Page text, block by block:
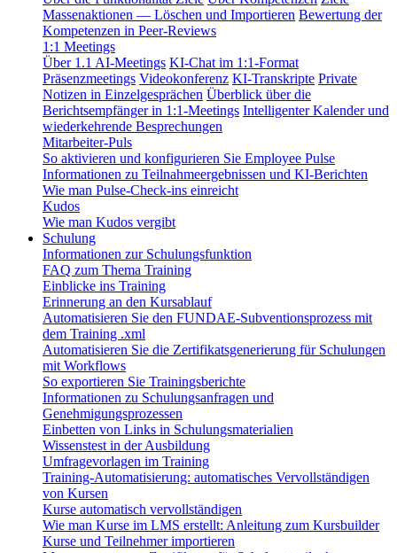
Massenaktionen — Löschen und Importieren Bewertung der
Kompetenzen in Peer-Reviews
1:1 Meetings
Über 1.1 AI-Meetings KI-Chat im 1:1-Format
Präsenzmeetings Videokonferenz KI-Transkripte Private
Notizen in Einzelgesprächen Überblick über die
Berichtsempfänger in 1:1-Meetings Intelligenter Kalender und
wiederkehrende Besprechungen
Mitarbeiter-Puls
So aktivieren und konfigurieren Sie Employee Pulse
Informationen zu Teilnahmeergebnissen und KI-Berichten
Wie man Pulse-Check-ins einreicht
Kudos
Wie man Kudos vergibt
Schulung
Informationen zur Schulungsfunktion
FAQ zum Thema Training
Einblicke ins Training
Erinnerung an den Kursablauf
Automatisieren Sie den FUNDAE-Subventionsprozess mit
dem Training .xml
Automatisieren Sie die Zertifikatsgenerierung für Schulungen
mit Workflows
So exportieren Sie Trainingsberichte
Informationen zu Schulungsanfragen und
Genehmigungsprozessen
Einbetten von Links in Schulungsmaterialien
Wissenstest in der Ausbildung
Umfragevorlagen im Training
Training-Automatisierung: automatisches Vervollständigen
von Kursen
Kurse automatisch vervollständigen
Wie man Kurse im LMS erstellt: Anleitung zum Kursbuilder
Kurse und Teilnehmer importieren